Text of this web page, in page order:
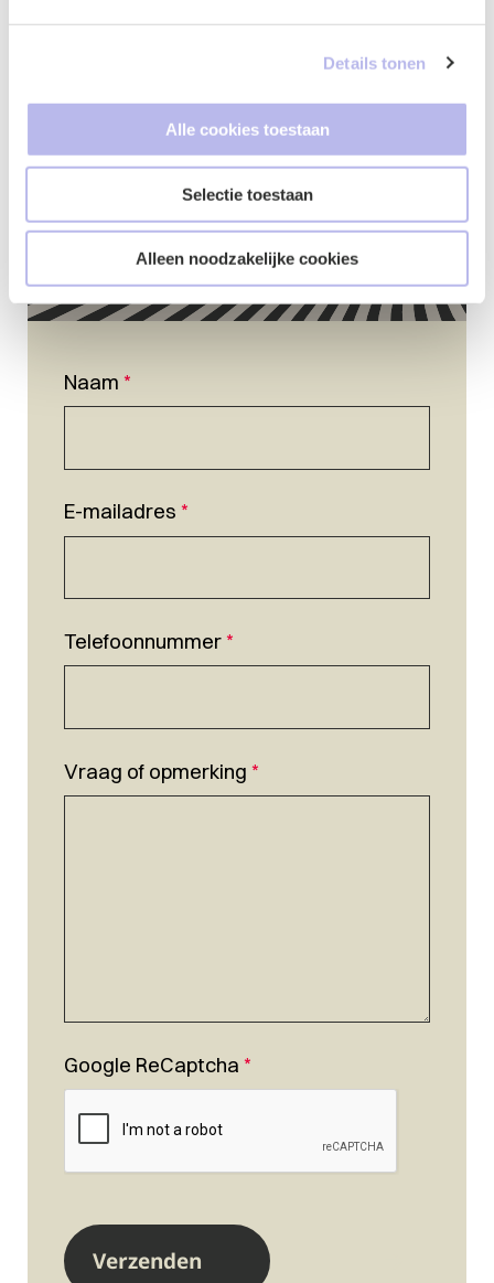
Details tonen
Alle cookies toestaan
Selectie toestaan
Alleen noodzakelijke cookies
Contactformulier
Naam *
E-mailadres *
Telefoonnummer*
Vraag of opmerking *
Google ReCaptcha *